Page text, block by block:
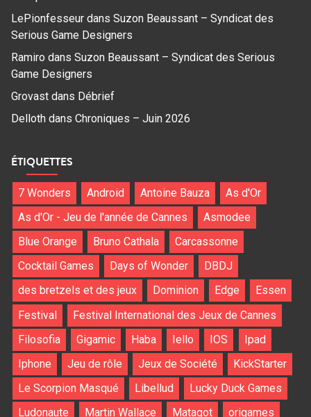
LePionfesseur dans Suzon Beaussant – Syndicat des
Serious Game Designers
Ramiro dans Suzon Beaussant – Syndicat des Serious
Game Designers
Grovast dans Débrief
Delloth dans Chroniques – Juin 2026
ÉTIQUETTES
7 Wonders Android Antoine Bauza
As d'Or
As d'Or - Jeu de l'année de Cannes
Asmodee
Blue Orange
Bruno Cathala
Carcassonne
Cocktail Games
Days of Wonder
DBDJ
des bretzels et des jeux
Dominion Edge
Essen
Festival
Festival International des Jeux de Cannes
Filosofia
Gigamic Haba Iello IOS
Ipad
Iphone
Jeu de rôle Jeux de Société
KickStarter
Le Scorpion Masqué
Libellud
Lucky Duck Games
Ludonaute
Martin Wallace Matagot origames